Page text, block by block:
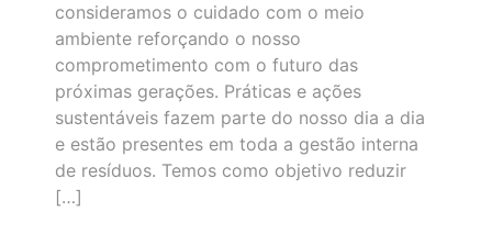
consideramos o cuidado com o meio
ambiente reforçando o nosso
comprometimento com o futuro das
próximas gerações. Práticas e ações
sustentáveis fazem parte do nosso dia a dia
e estão presentes em toda a gestão interna
de resíduos. Temos como objetivo reduzir
[…]